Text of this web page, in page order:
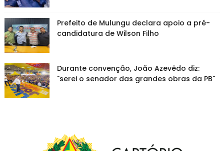
Prefeito de Mulungu declara apoio a pré-
candidatura de Wilson Filho
Durante convenção, João Azevêdo diz:
"serei o senador das grandes obras da PB"